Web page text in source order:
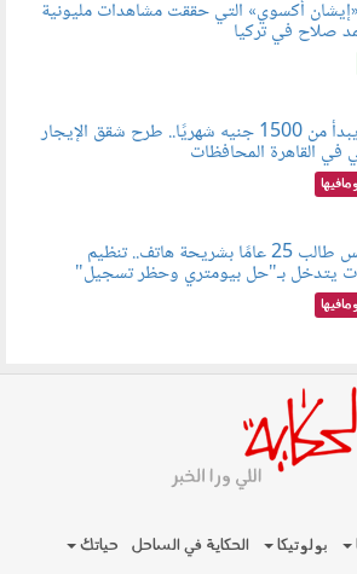
أكسوي» التي حققت مشاهدات مليونية
صلاح في تركيا
بمقابل يبدأ من 1500 جنيه شهريًا.. طرح شقق الإيجار
في القاهرة المحافظات
بعد حبس طالب 25 عامًا بشريحة هاتف.. تنظيم
يتدخل بـ"حل بيومتري وحظر تسجيل"
بولوتيكا الحكاية في الساحل
حياتك